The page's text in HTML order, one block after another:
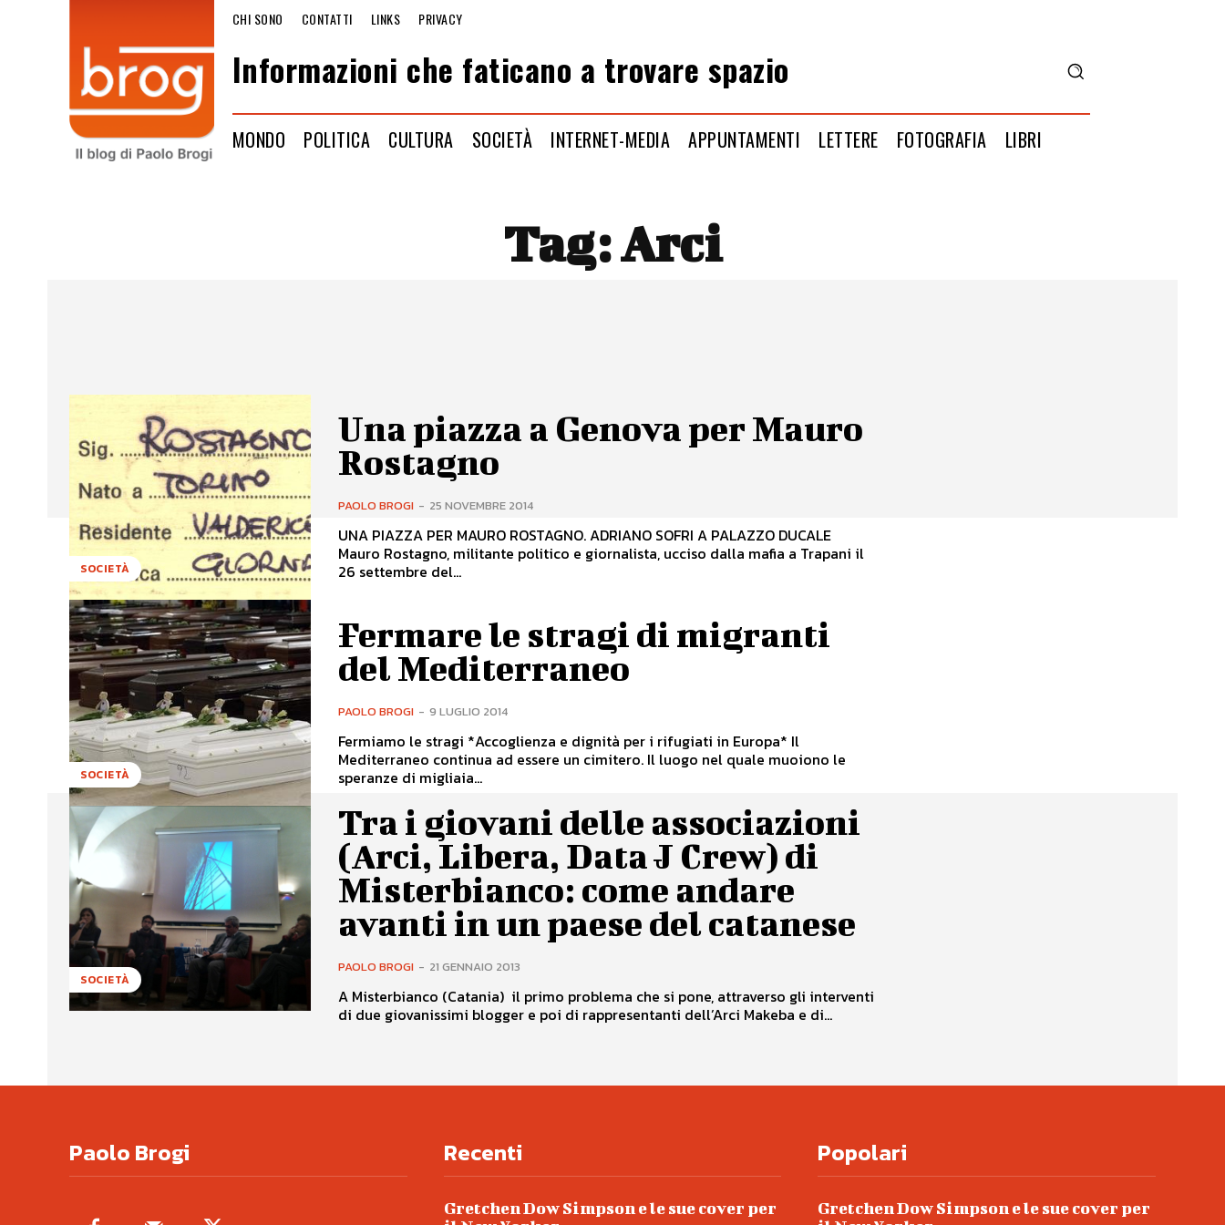
CHI SONO CONTATTI LINKS PRIVACY
Informazioni che faticano a trovare spazio
MONDO POLITICA CULTURA SOCIETÀ INTERNET-MEDIA APPUNTAMENTI LETTERE FOTOGRAFIA LIBRI
Tag:Arci
SOCIETÀ
Una piazza a Genova per Mauro
Rostagno
PAOLO BROGI - 25 NOVEMBRE 2014
UNA PIAZZA PER MAURO ROSTAGNO. ADRIANO SOFRI A PALAZZO DUCALE
Mauro Rostagno, militante politico e giornalista, ucciso dalla mafia a Trapani il
26 settembre del...
SOCIETÀ
Fermare le stragi di migranti
del Mediterraneo
PAOLO BROGI - 9 LUGLIO 2014
Fermiamo le stragi *Accoglienza e dignità per i rifugiati in Europa* Il
Mediterraneo continua ad essere un cimitero. Il luogo nel quale muoiono le
speranze di migliaia...
SOCIETÀ
Tra i giovani delle associazioni
(Arci, Libera, Data J Crew) di
Misterbianco: come andare
avanti in un paese del catanese
PAOLO BROGI - 21 GENNAIO 2013
A Misterbianco (Catania) il primo problema che si pone, attraverso gli interventi
di due giovanissimi blogger e poi di rappresentanti dell’Arci Makeba e di...
Paolo Brogi Recenti
Gretchen Dow Simpson e le sue cover per
Popolari
Gretchen Dow Simpson e le sue cover per